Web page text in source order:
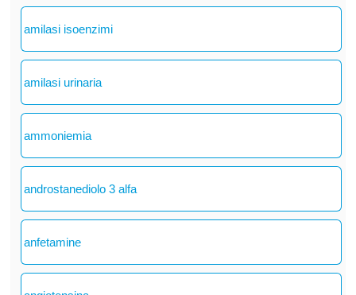
amilasi isoenzimi
amilasi urinaria
ammoniemia
androstanediolo 3 alfa
anfetamine